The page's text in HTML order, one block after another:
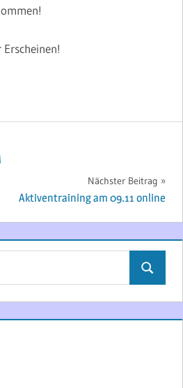
Nächster Beitrag
Aktiventraining am 09.11 online
Suchen